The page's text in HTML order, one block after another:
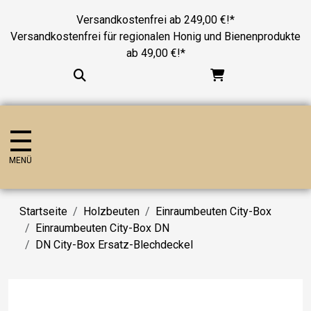
Versandkostenfrei ab 249,00 €!*
Versandkostenfrei für regionalen Honig und Bienenprodukte
ab 49,00 €!*
MENÜ
Startseite Holzbeuten
Einraumbeuten City-Box
Einraumbeuten City-Box DN
DN City-Box Ersatz-Blechdeckel